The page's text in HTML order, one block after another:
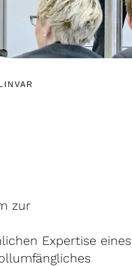
zur
Expertise eines